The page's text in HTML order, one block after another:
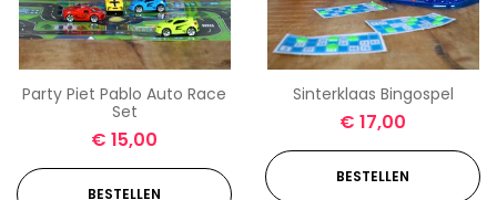
Party Piet Pablo Auto Race
Set
€ 15,00
BESTELLEN
Sinterklaas Bingospel
€ 17,00
BESTELLEN